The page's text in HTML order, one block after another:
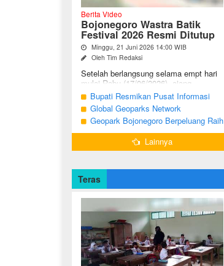
Berita Video
Bojonegoro Wastra Batik
Festival 2026 Resmi Ditutup
Minggu, 21 Juni 2026 14:00 WIB
Oleh Tim Redaksi
Setelah berlangsung selama empt hari
mulai Rabu (17/06/2026), ajang
Bojonegoro Wastra Batik Festival
(BWBF) 2026 resmi ditutup oleh Ketua
Dekranasda ...
Bupati Resmikan Pusat Informasi
Geologi Geopark Bojonegoro
Global Geoparks Network
Association Kunjungi Sejumlah
Geosite di Bojonegoro
Geopark Bojonegoro Berpeluang Raih
UNESCO Global Geopark
Lainnya
Teras